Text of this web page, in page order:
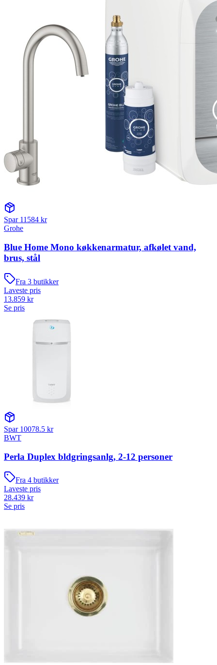
Spar 11584 kr
Grohe
Blue Home Mono køkkenarmatur, afkølet vand,
brus, stål
Fra 3 butikker
Laveste pris
13.859 kr
Se pris
Spar 10078.5 kr
BWT
Perla Duplex bldgringsanlg, 2-12 personer
Fra 4 butikker
Laveste pris
28.439 kr
Se pris